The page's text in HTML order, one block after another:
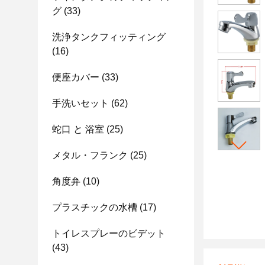
グ (33)
洗浄タンクフィッティング
(16)
便座カバー (33)
手洗いセット (62)
蛇口 と 浴室 (25)
メタル・フランク (25)
角度弁 (10)
プラスチックの水槽 (17)
トイレスプレーのビデット
(43)